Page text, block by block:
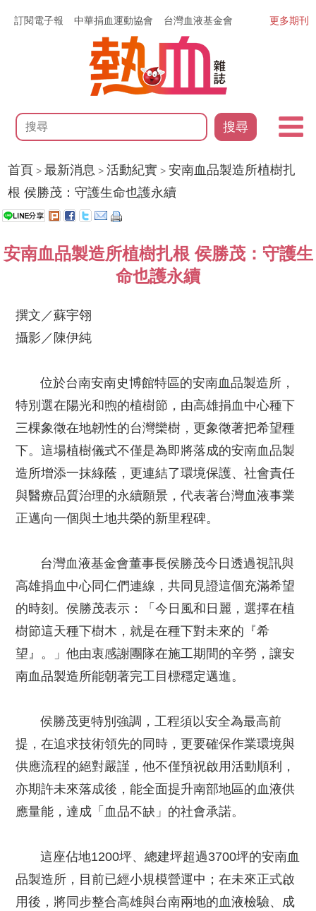
訂閱電子報 中華捐血運動協會 台灣血液基金會
搜尋
更多期刊
首頁 >最新消息 >活動紀實 >安南血品製造所植樹扎
根 侯勝茂：守護生命也護永續
安南血品製造所植樹扎根 侯勝茂：守護生
命也護永續
撰文／蘇宇翎
攝影／陳伊純
位於台南安南史博館特區的安南血品製造所，
特別選在陽光和煦的植樹節，由高雄捐血中心種下
三棵象徵在地韌性的台灣欒樹，更象徵著把希望種
下。這場植樹儀式不僅是為即將落成的安南血品製
造所增添一抹綠蔭，更連結了環境保護、社會責任
與醫療品質治理的永續願景，代表著台灣血液事業
正邁向一個與土地共榮的新里程碑。
台灣血液基金會董事長侯勝茂今日透過視訊與
高雄捐血中心同仁們連線，共同見證這個充滿希望
的時刻。侯勝茂表示：「今日風和日麗，選擇在植
樹節這天種下樹木，就是在種下對未來的『希
望』。」他由衷感謝團隊在施工期間的辛勞，讓安
南血品製造所能朝著完工目標穩定邁進。
侯勝茂更特別強調，工程須以安全為最高前
提，在追求技術領先的同時，更要確保作業環境與
供應流程的絕對嚴謹，他不僅預祝啟用活動順利，
亦期許未來落成後，能全面提升南部地區的血液供
應量能，達成「血品不缺」的社會承諾。
這座佔地1200坪、總建坪超過3700坪的安南血
品製造所，目前已經小規模營運中；在未來正式啟
用後，將同步整合高雄與台南兩地的血液檢驗、成